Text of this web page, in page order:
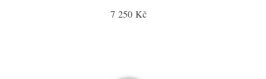
7 250 Kč